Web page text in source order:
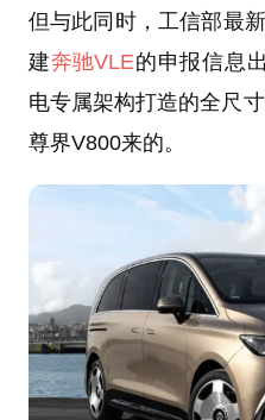
但与此同时，工信部最
建奔驰VLE的申报信息
电专属架构打造的全尺
尊界V800来的。